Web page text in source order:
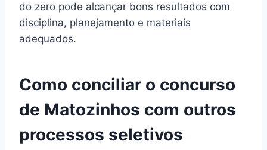
do zero pode alcançar bons resultados com
disciplina, planejamento e materiais
adequados.
Como conciliar o concurso
de Matozinhos com outros
processos seletivos